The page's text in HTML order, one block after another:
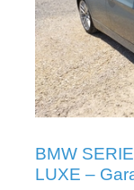
BMW
LUXE –